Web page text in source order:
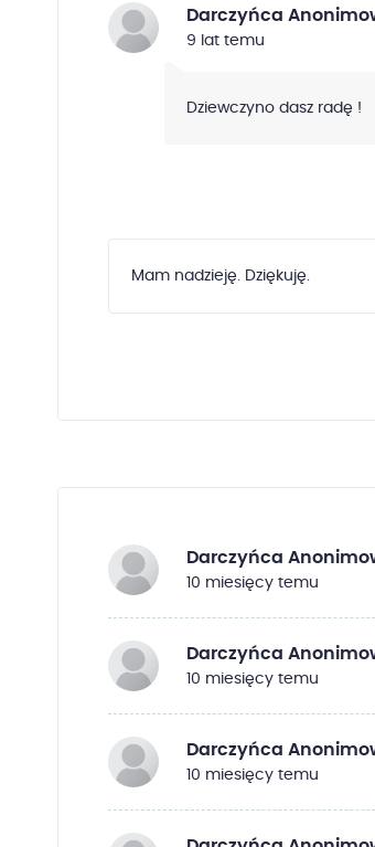
Darczyńca
9 lat temu
Dziewczyno dasz radę !
Mam nadzieję. Dziękuję.
Darczyńca
10 miesięcy temu
Darczyńca
10 miesięcy temu
Darczyńca
10 miesięcy temu